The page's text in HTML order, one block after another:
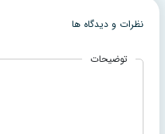
نظرات و دیدگاه ها
توضیحات